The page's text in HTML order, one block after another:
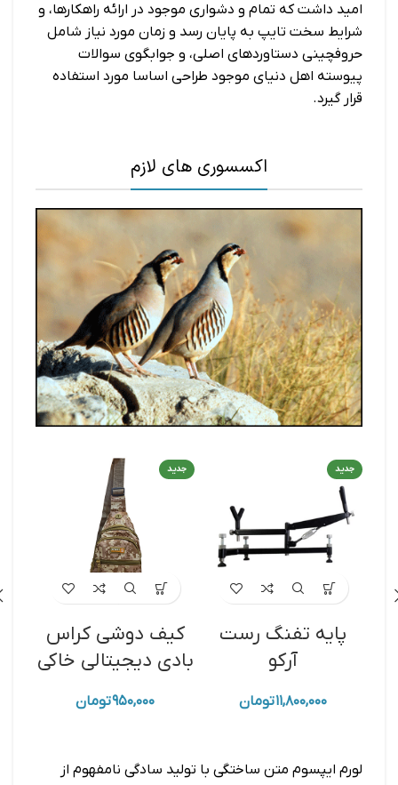
امید داشت که تمام و دشواری موجود در ارائه راهکارها، و
شرایط سخت تایپ به پایان رسد و زمان مورد نیاز شامل
حروفچینی دستاوردهای اصلی، و جوابگوی سوالات
پیوسته اهل دنیای موجود طراحی اساسا مورد استفاده
قرار گیرد.
اکسسوری های لازم
جدید
پایه تفنگ رست
آرکو
۱۱,۸۰۰,۰۰۰تومان
جدید
کیف دوشی کراس‌
بادی دیجیتالی خاکی
۹۵۰,۰۰۰تومان
لورم ایپسوم متن ساختگی با تولید سادگی نامفهوم از